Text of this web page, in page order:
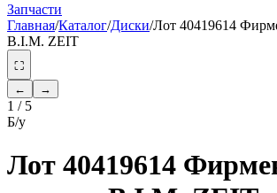
Запчасти
Главная/Каталог/Диски/Лот 40419614
B.I.M. ZEIT
⛶
←
→
1 / 5
Б/у
Лот 40419614